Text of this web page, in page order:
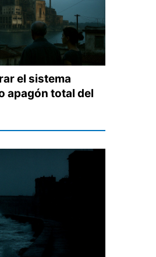
el sistema
apagón total del